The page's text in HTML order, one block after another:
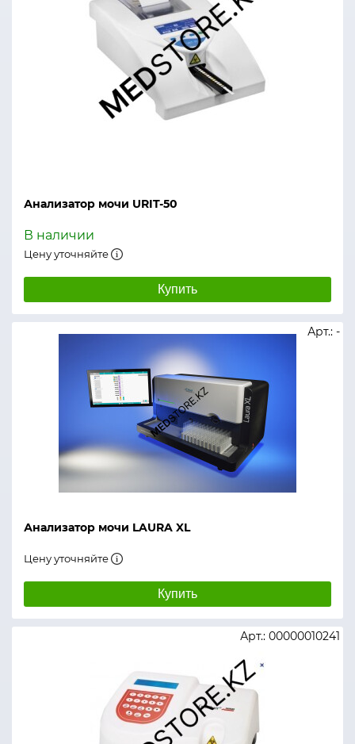
Анализатор мочи URIT-50
В наличии
Цену уточняйте
Купить
Анализатор мочи LAURA XL
Арт.: -
Цену уточняйте
Купить
Арт.: 00000010241